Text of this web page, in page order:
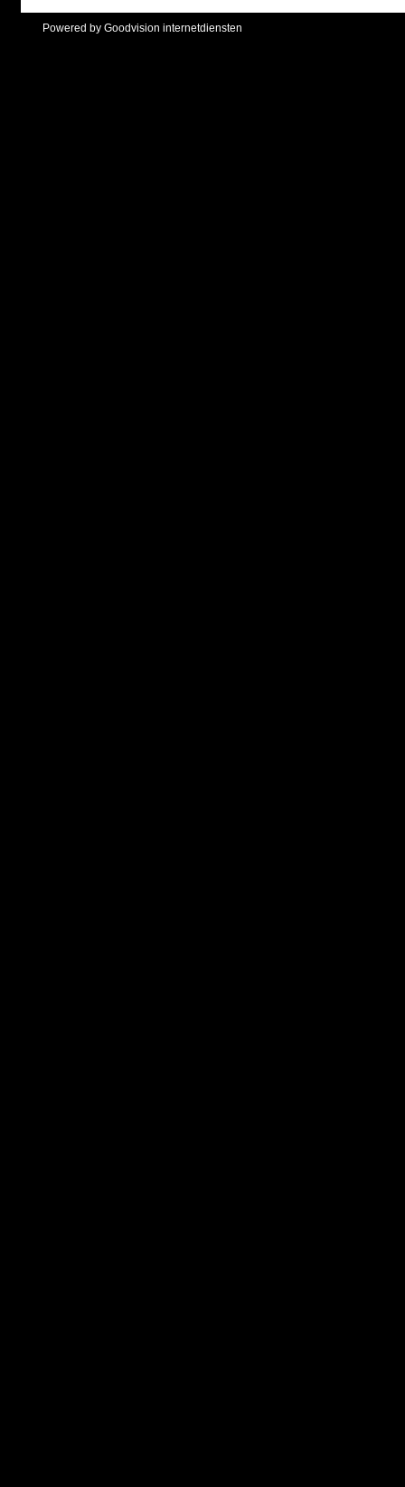
Powered by Goodvision internetdiensten